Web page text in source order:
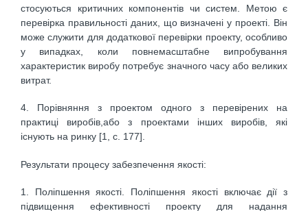
стосуються критичних компонентів чи систем. Метою є
перевірка правильності даних, що визначені у проекті. Він
може служити для додаткової перевірки проекту, особливо
у випадках, коли повнемасштабне випробування
характеристик виробу потребує значного часу або великих
витрат.
4. Порівняння з проектом одного з перевірених на
практиці виробів,або з проектами інших виробів, які
існують на ринку [1, с. 177].
Результати процесу забезпечення якості:
1. Поліпшення якості. Поліпшення якості включає дії з
підвищення ефективності проекту для надання